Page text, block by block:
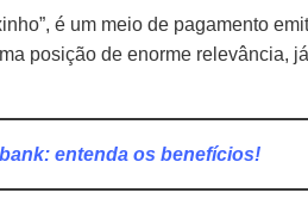
é um meio de pagamento
posição de enorme relevância,
entenda os benefícios!